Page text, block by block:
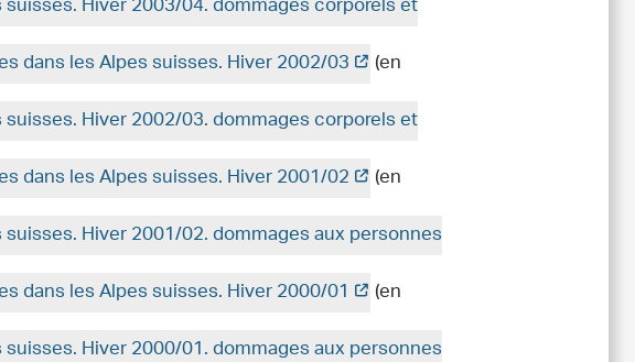
dans les Alpes suisses. Hiver 2002/03 (en
Hiver 2002/03. dommages corporels et
dans les Alpes suisses. Hiver 2001/02 (en
Hiver 2001/02. dommages aux personnes
dans les Alpes suisses. Hiver 2000/01 (en
Hiver 2000/01. dommages aux personnes